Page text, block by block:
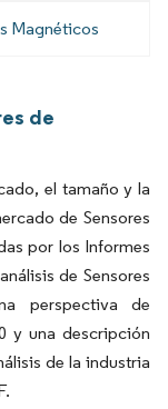
Magnéticos
de
el tamaño y la
de Sensores
por los Informes
de Sensores
perspectiva de
y una descripción
de la industria